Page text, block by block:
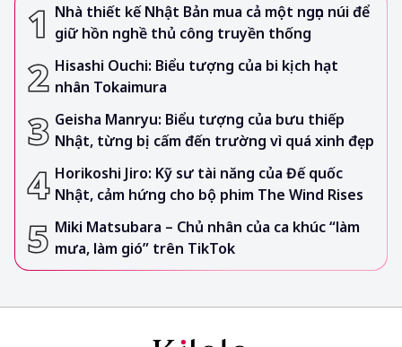
Nhà thiết kế Nhật Bản mua cả một ngọn núi để
giữ hồn nghề thủ công truyền thống
Hisashi Ouchi: Biểu tượng của bi kịch hạt
nhân Tokaimura
Geisha Manryu: Biểu tượng của bưu thiếp
Nhật, từng bị cấm đến trường vì quá xinh đẹp
Horikoshi Jiro: Kỹ sư tài năng của Đế quốc
Nhật, cảm hứng cho bộ phim The Wind Rises
Miki Matsubara – Chủ nhân của ca khúc “làm
mưa, làm gió” trên TikTok